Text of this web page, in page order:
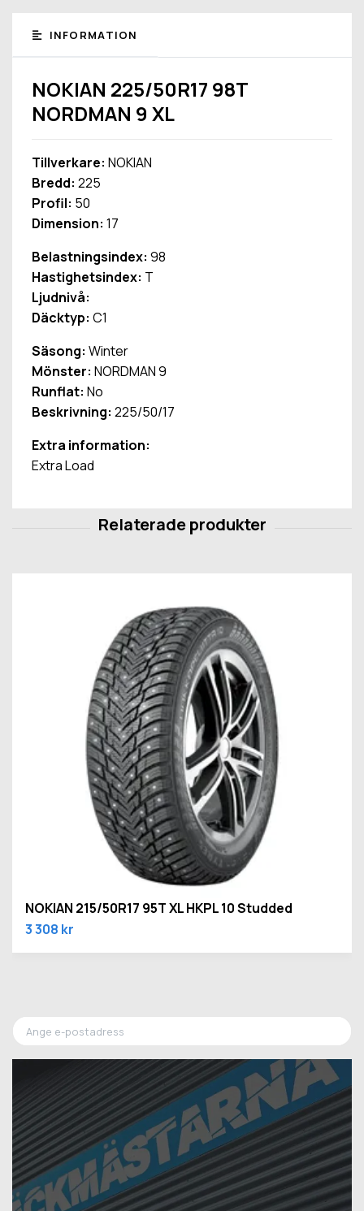
INFORMATION
NOKIAN 225/50R17 98T
NORDMAN 9 XL
Tillverkare: NOKIAN
Bredd: 225
Profil: 50
Dimension: 17
Belastningsindex: 98
Hastighetsindex: T
Ljudnivå:
Däcktyp: C1
Säsong: Winter
Mönster: NORDMAN 9
Runflat: No
Beskrivning: 225/50/17
Extra information:
Extra Load
NOKIAN 215/50R17 95T XL HKPL 10 Studded
3 308 kr